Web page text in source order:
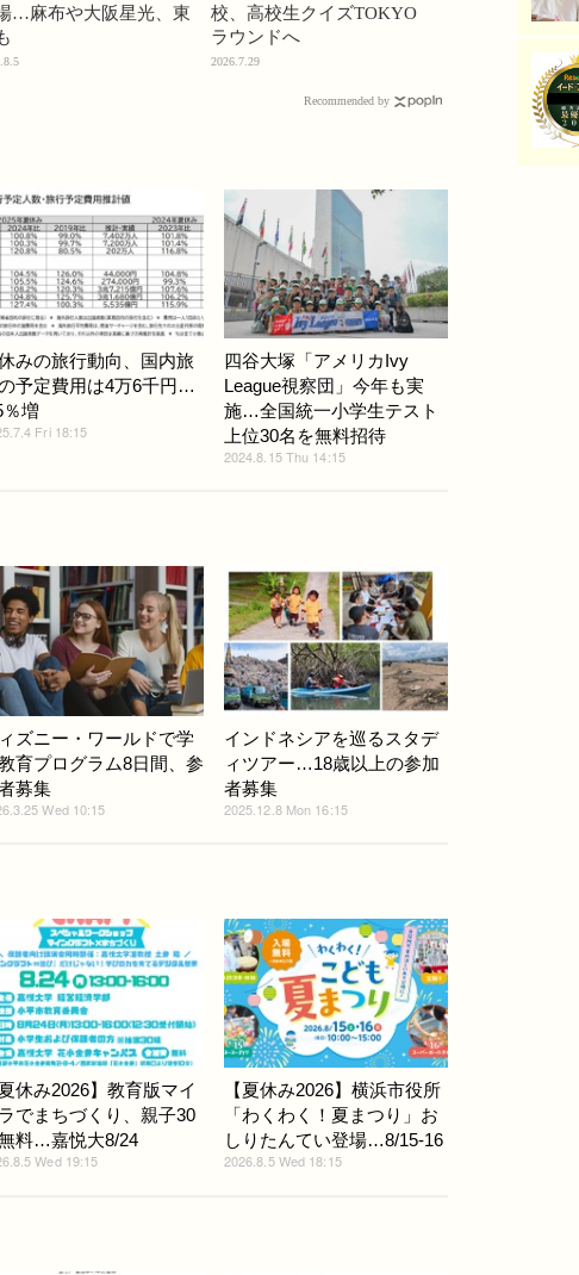
…麻布や大阪星光、東
校、高校生クイズTOKYO
ラウンドへ
2026.7.29
Recommended by
みの旅行動向、国内旅
予定費用は4万6千円…
％増
Fri 18:15
四谷大塚「アメリカIvy
League視察団」今年も実
施…全国統一小学生テスト
上位30名を無料招待
2024.8.15 Thu 14:15
ズニー・ワールドで学
育プログラム8日間、参
募集
Wed 10:15
インドネシアを巡るスタデ
ィツアー…18歳以上の参加
者募集
2025.12.8 Mon 16:15
夏休み2026】教育版マイ
でまちづくり、親子30
料…嘉悦大8/24
Wed 19:15
【夏休み2026】横浜市役所
「わくわく！夏まつり」お
しりたんてい登場…8/15-16
2026.8.5 Wed 18:15